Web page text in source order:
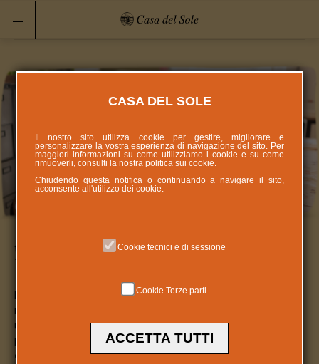
Falegnameria
Il laboratorio di falegnameria appositamente strutturato, si
rivolge ai bambini a partire dagli 8 – 9 anni. Non si può trattare di
un accesso indiscriminato, quanto piuttosto mirato e rivolto in
particolare a quei
bambini che presentano maggiori
difficoltà a muoversi su un piano apprenditivo astratto
CASA DEL SOLE
Il nostro sito utilizza cookie per gestire, migliorare e
personalizzare la vostra esperienza di navigazione del sito. Per
maggiori informazioni su come utilizziamo i cookie e su come
rimuoverli, consulti la nostra politica suicookie.
Chiudendo questa notifica o continuando a navigare il sito,
acconsente all'utilizzo dei cookie.
Cookie tecnici e di sessione
Cookie Terze parti
ACCETTA TUTTI